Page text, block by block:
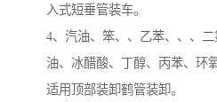
入式短垂管装车。
4、汽油、笨、、乙苯、、、
油、冰醋酸、丁醇、丙苯、环
适用顶部装卸鹤管装卸。